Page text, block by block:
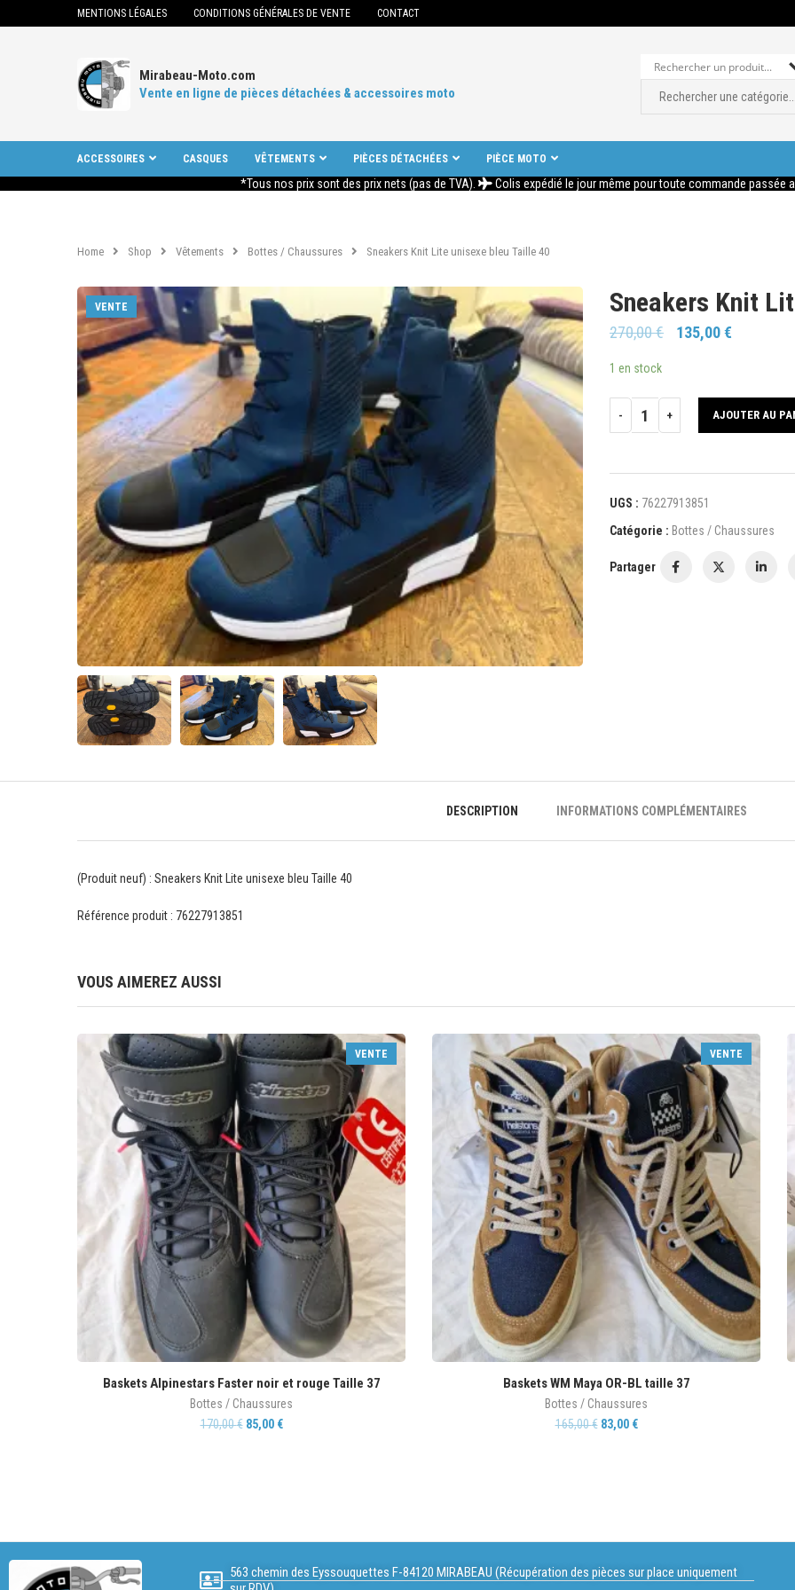
MENTIONS LÉGALES CONDITIONS GÉNÉRALES DE VENTE CONTACT
Mirabeau-Moto.com
Vente en ligne de pièces détachées & accessoires moto
ACCESSOIRES CASQUES VÊTEMENTS PIÈCES DÉTACHÉES PIÈCE MOTO
*Tous nos prix sont des prix nets (pas de TVA). Colis expédié le jour même pour toute commande passée
Home Shop Vêtements Bottes / Chaussures Sneakers Knit Lite unisexe bleu Taille 40
VENTE Sneakers Knit
270,00€ 135,00€
1 en stock
AJOUTER AU
UGS : 76227913851
Catégorie : Bottes / Chaussures
Partager
DESCRIPTION INFORMATIONS COMPLÉMENTAIRES
(Produit neuf) : Sneakers Knit Lite unisexe bleu Taille 40
Référence produit : 76227913851
VOUS AIMEREZ AUSSI
VENTE
Baskets Alpinestars Faster noir et rouge Taille 37
Bottes / Chaussures
170,00€ 85,00 €
VENTE
Baskets WM Maya OR-BL taille 37
Bottes / Chaussures
165,00€ 83,00 €
563 chemin des Eyssouquettes F-84120 MIRABEAU (Récupération des pièces sur place uniquement